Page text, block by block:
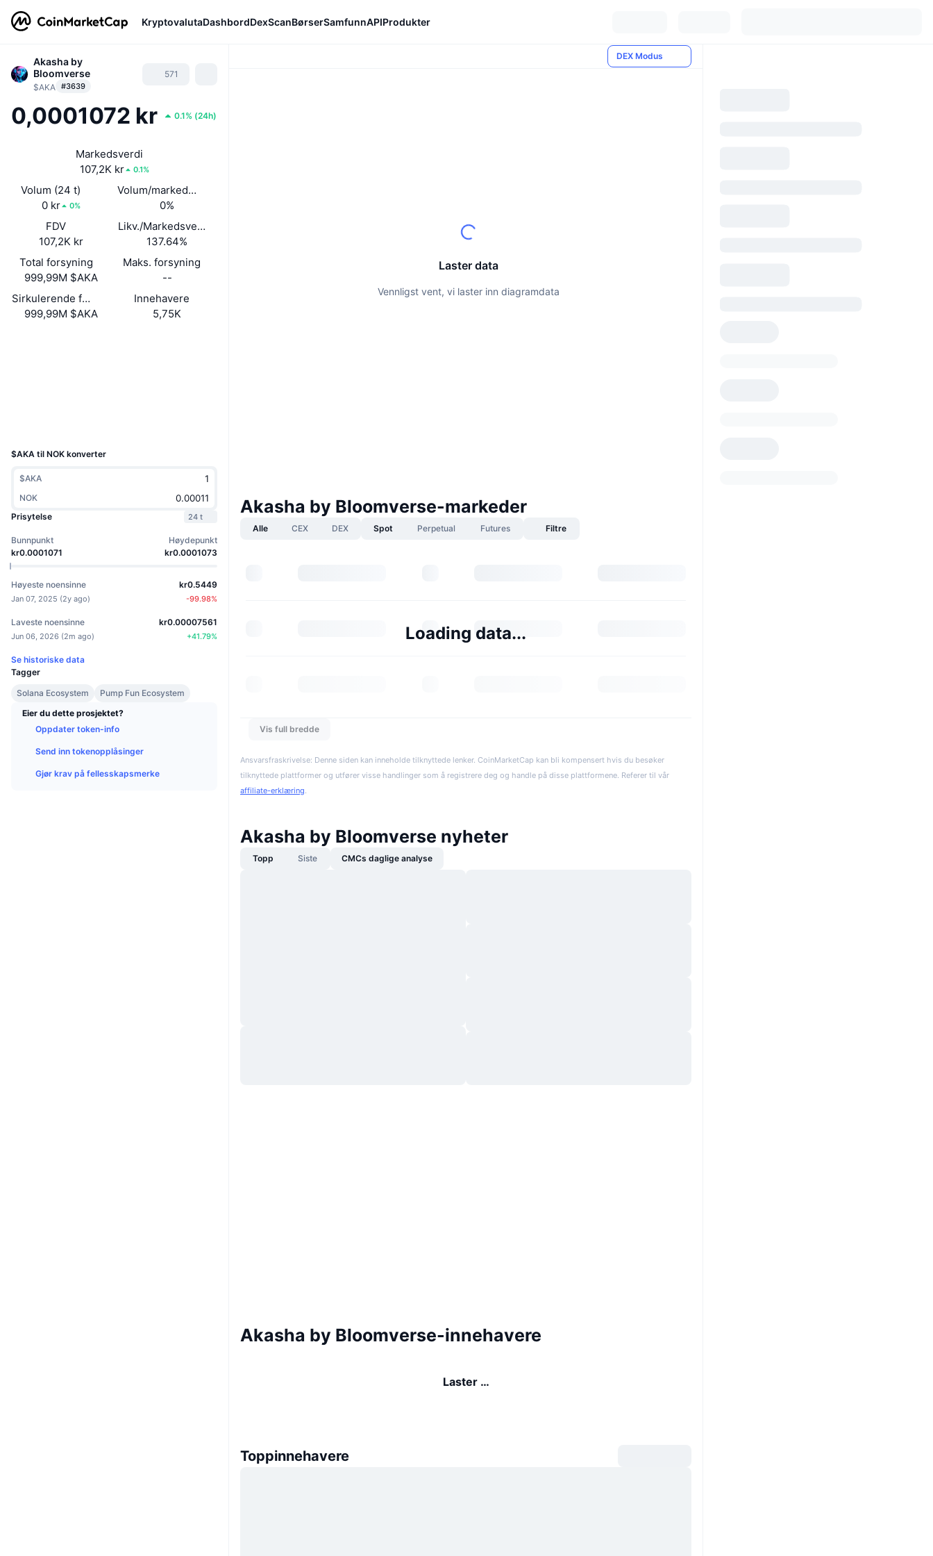
KryptovalutaDashbordDexScanBørserSamfunnAPIProdukter
Akasha by
Bloomverse
$AKA #3639
571
0,0001072 kr 0.1% (24h)
Markedsverdi
107,2K kr
0.1%
Volum (24 t)
0 kr
0%
Volum/markedsverdi (24 timer)
0%
FDV
107,2K kr
Likv./Markedsverdi
137.64%
Total forsyning
999,99M $AKA
Maks. forsyning
--
Sirkulerende forsyning
999,99M $AKA
Innehavere
5,75K
$AKA til NOK konverter
$AKA
NOK
Prisytelse
24 t
Bunnpunkt
kr0.0001071
Høydepunkt
kr0.0001073
Høyeste noensinne
Jan 07, 2025 (2y ago)
kr0.5449
-99.98%
Laveste noensinne
Jun 06, 2026 (2m ago)
kr0.00007561
+41.79%
Se historiske data
Tagger
Solana Ecosystem
Pump Fun Ecosystem
Eier du dette prosjektet?
Oppdater token-info
Send inn tokenopplåsinger
Gjør krav på fellesskapsmerke
DEX Modus
Laster data
Vennligst vent, vi laster inn diagramdata
Akasha by Bloomverse-markeder
Alle CEX DEX Spot Perpetual Futures Filtre
Loading data...
Vis full bredde
Ansvarsfraskrivelse: Denne siden kan inneholde tilknyttede lenker. CoinMarketCap kan bli kompensert hvis du besøker
tilknyttede plattformer og utfører visse handlinger som å registrere deg og handle på disse plattformene. Referer til vår
affiliate-erklæring.
Akasha by Bloomverse nyheter
Topp Siste CMCs daglige analyse
Akasha by Bloomverse-innehavere
Laster …
Toppinnehavere